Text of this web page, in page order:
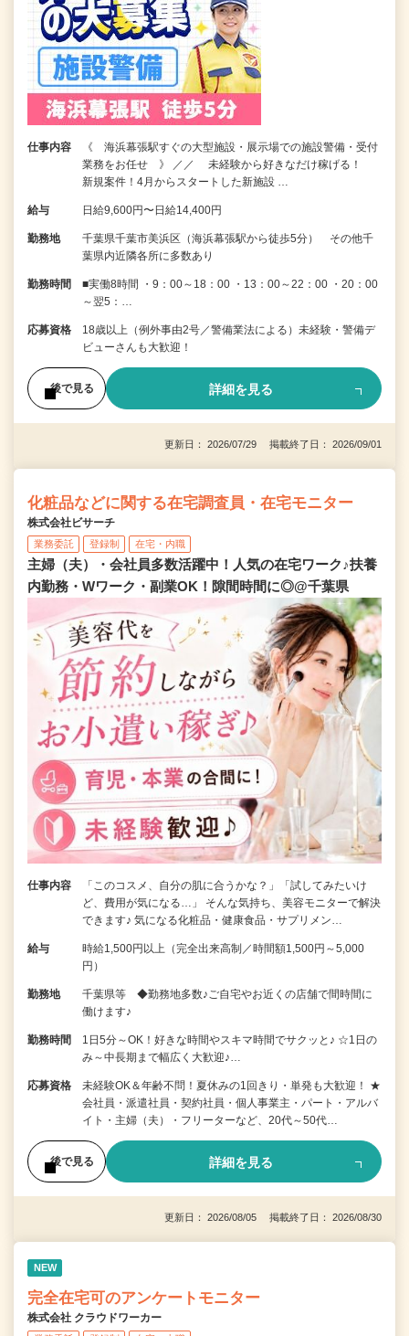
仕事内容
《 海浜幕張駅すぐの大型施設・展示場での施設警備・受付
業務をお任せ 》 ／／ 未経験から好きなだけ稼げる！
新規案件！4月からスタートした新施設 …
給与 日給9,600円〜日給14,400円
勤務地
千葉県千葉市美浜区（海浜幕張駅から徒歩5分） その他千
葉県内近隣各所に多数あり
勤務時間
■実働8時間 ・9：00～18：00 ・13：00～22：00 ・20：00
～翌5：…
応募資格
18歳以上（例外事由2号／警備業法による）未経験・警備デ
ビューさんも大歓迎！
後で見る 詳細を見る
更新日： 2026/07/29 掲載終了日： 2026/09/01
化粧品などに関する在宅調査員・在宅モニター
株式会社ビサーチ
業務委託 登録制 在宅・内職
主婦（夫）・会社員多数活躍中！人気の在宅ワーク♪扶養
内勤務・Wワーク・副業OK！隙間時間に◎@千葉県
仕事内容
「このコスメ、自分の肌に合うかな？」「試してみたいけ
ど、費用が気になる…」 そんな気持ち、美容モニターで解決
できます♪ 気になる化粧品・健康食品・サプリメン…
給与
時給1,500円以上（完全出来高制／時間額1,500円～5,000
円）
勤務地
千葉県等 ◆勤務地多数♪ご自宅やお近くの店舗で間時間に
働けます♪
勤務時間
1日5分～OK！好きな時間やスキマ時間でサクッと♪ ☆1日の
み～中長期まで幅広く大歓迎♪…
応募資格
未経験OK＆年齢不問！夏休みの1回きり・単発も大歓迎！ ★
会社員・派遣社員・契約社員・個人事業主・パート・アルバ
イト・主婦（夫）・フリーターなど、20代～50代…
後で見る 詳細を見る
更新日： 2026/08/05 掲載終了日： 2026/08/30
NEW
完全在宅可のアンケートモニター
株式会社 クラウドワーカー